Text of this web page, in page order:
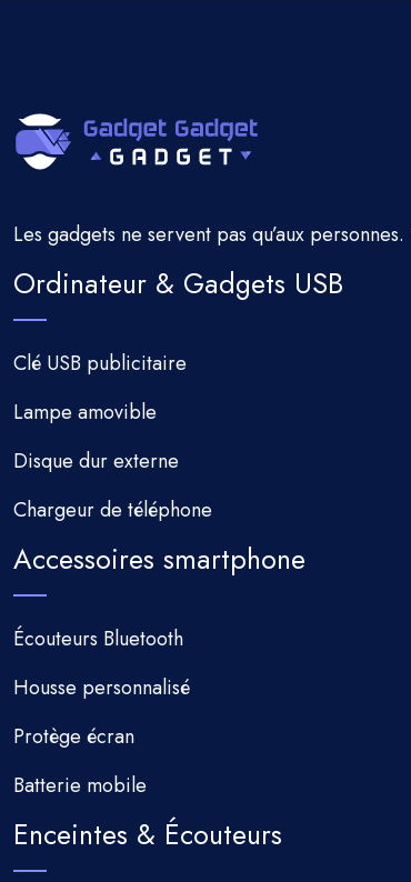
Les gadgets ne servent pas qu’aux
Ordinateur & Gadgets USB
Clé USB publicitaire
Lampe amovible
Disque dur externe
Chargeur de téléphone
Accessoires smartphone
Écouteurs Bluetooth
Housse personnalisé
Protège écran
Batterie mobile
Enceintes & Écouteurs